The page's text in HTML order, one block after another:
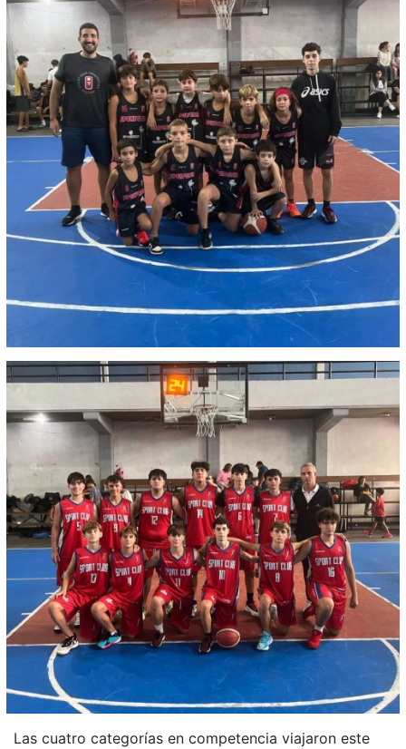
Las cuatro categorías en competencia viajaron este